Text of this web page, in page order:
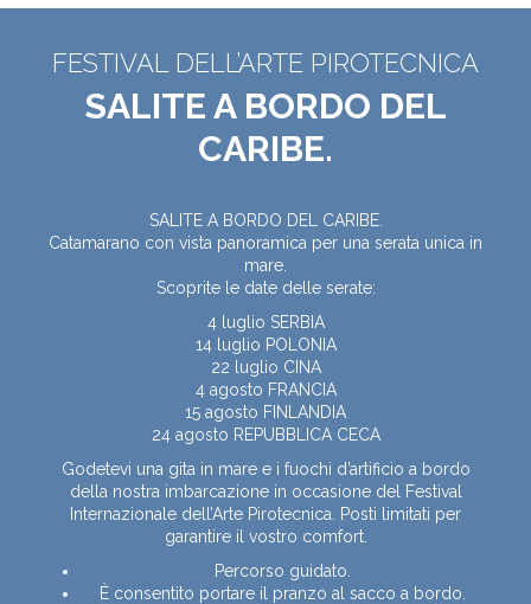
FESTIVAL DELL’ARTE PIROTECNICA
SALITE A BORDO DEL
CARIBE.
SALITE A BORDO DEL CARIBE.
Catamarano con vista panoramica per una serata unica in
mare.
Scoprite le date delle serate:
4 luglio SERBIA
14 luglio POLONIA
22 luglio CINA
4 agosto FRANCIA
15 agosto FINLANDIA
24 agosto REPUBBLICA CECA
Godetevi una gita in mare e i fuochi d’artificio a bordo
della nostra imbarcazione in occasione del Festival
Internazionale dell’Arte Pirotecnica. Posti limitati per
garantire il vostro comfort.
Percorso guidato.
È consentito portare il pranzo al sacco a bordo.